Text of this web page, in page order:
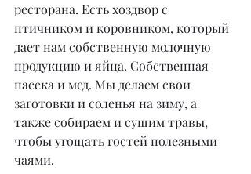
ресторана. Есть хоздвор с
птичником и коровником, который
дает нам собственную молочную
продукцию и яйца. Собственная
пасека и мед. Мы делаем свои
заготовки и соленья на зиму, а
также собираем и сушим травы,
чтобы угощать гостей полезными
чаями.